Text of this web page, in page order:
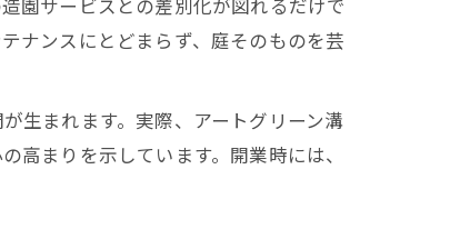
園サービスとの差別化が図れるだけで
ナンスにとどまらず、庭そのものを芸
生まれます。実際、アートグリーン溝
高まりを示しています。開業時には、